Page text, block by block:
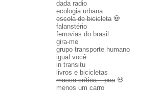
dada radio
ecologia urbana
escola de bicicleta💀
falanstério
ferrovias do brasil
gira-me
grupo transporte humano
igual você
in transitu
livros e bicicletas
massa crítica – poa💀
menos um carro